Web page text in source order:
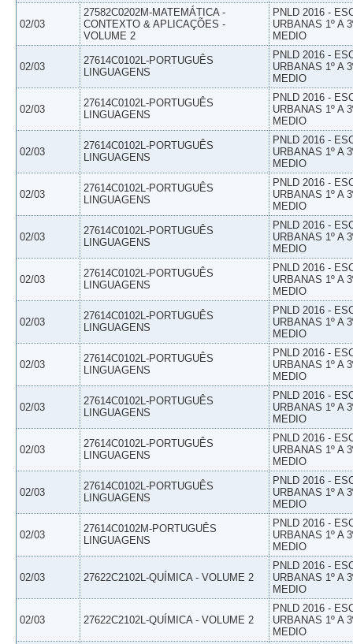
02/03
27582C0202M-MATEMÁTICA -
CONTEXTO & APLICAÇÕES -
VOLUME 2
PNLD 2016 -
URBANAS 1º A
MEDIO
02/03
27614C0102L-PORTUGUÊS
LINGUAGENS
PNLD 2016 -
URBANAS 1º A
MEDIO
02/03
27614C0102L-PORTUGUÊS
LINGUAGENS
PNLD 2016 -
URBANAS 1º A
MEDIO
02/03
27614C0102L-PORTUGUÊS
LINGUAGENS
PNLD 2016 -
URBANAS 1º A
MEDIO
02/03
27614C0102L-PORTUGUÊS
LINGUAGENS
PNLD 2016 -
URBANAS 1º A
MEDIO
02/03
27614C0102L-PORTUGUÊS
LINGUAGENS
PNLD 2016 -
URBANAS 1º A
MEDIO
02/03
27614C0102L-PORTUGUÊS
LINGUAGENS
PNLD 2016 -
URBANAS 1º A
MEDIO
02/03
27614C0102L-PORTUGUÊS
LINGUAGENS
PNLD 2016 -
URBANAS 1º A
MEDIO
02/03
27614C0102L-PORTUGUÊS
LINGUAGENS
PNLD 2016 -
URBANAS 1º A
MEDIO
02/03
27614C0102L-PORTUGUÊS
LINGUAGENS
PNLD 2016 -
URBANAS 1º A
MEDIO
02/03
27614C0102L-PORTUGUÊS
LINGUAGENS
PNLD 2016 -
URBANAS 1º A
MEDIO
02/03
27614C0102L-PORTUGUÊS
LINGUAGENS
PNLD 2016 -
URBANAS 1º A
MEDIO
02/03
27614C0102M-PORTUGUÊS
LINGUAGENS
PNLD 2016 -
URBANAS 1º A
MEDIO
02/03 27622C2102L-QUÍMICA - VOLUME 2
PNLD 2016 -
URBANAS 1º A
MEDIO
02/03 27622C2102L-QUÍMICA - VOLUME 2
PNLD 2016 -
URBANAS 1º A
MEDIO